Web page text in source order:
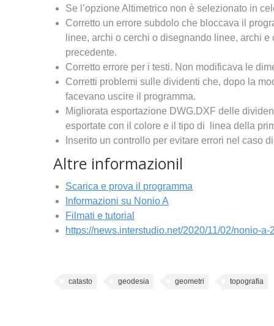
Se l’opzione Altimetrico non è selezionato in
Corretto un errore subdolo che bloccava il
linee, archi o cerchi o disegnando linee, archi
precedente.
Corretto errore per i testi. Non modificava le
Corretti problemi sulle dividenti che, dopo la
facevano uscire il programma.
Migliorata esportazione DWG.DXF delle
esportate con il colore e il tipo di linea della
Inserito un controllo per evitare errori nel caso
Altre informazionil
Scarica e prova il programma
Informazioni su Nonio A
Filmati e tutorial
https://news.interstudio.net/2020/11/02/nonio-
catasto geodesia geometri topografia